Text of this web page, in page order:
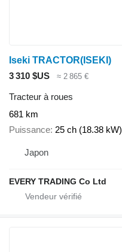
Iseki TRACTOR(ISEKI)
3 310 $US
≈ 2 865 €
Tracteur à roues
681 km
Puissance 25 ch (18.38 kW)
Japon
EVERY TRADING Co Ltd